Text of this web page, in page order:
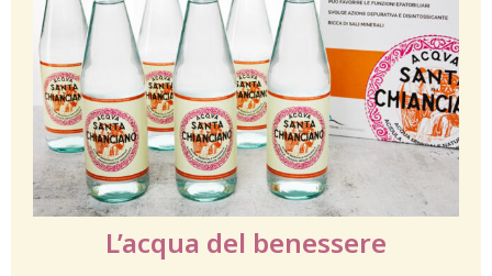
L’acqua del benessere